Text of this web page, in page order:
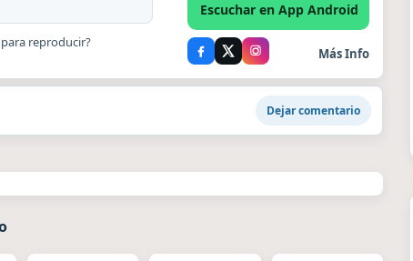
reproducir?
Escuchar en App Android
Más Info
Dejar comentario